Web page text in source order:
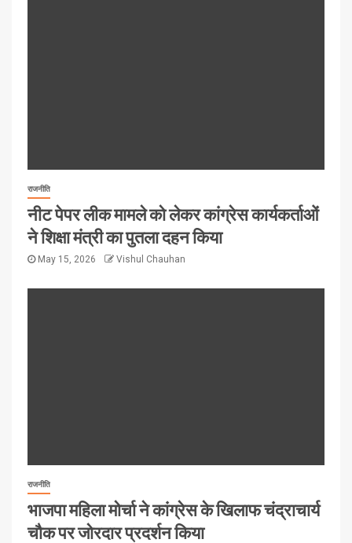
राजनीति
नीट पेपर लीक मामले को लेकर कांग्रेस कार्यकर्ताओं
ने शिक्षा मंत्री का पुतला दहन किया
May 15, 2026 Vishul Chauhan
राजनीति
भाजपा महिला मोर्चा ने कांग्रेस के खिलाफ चंद्राचार्य
चौक पर जोरदार प्रदर्शन किया